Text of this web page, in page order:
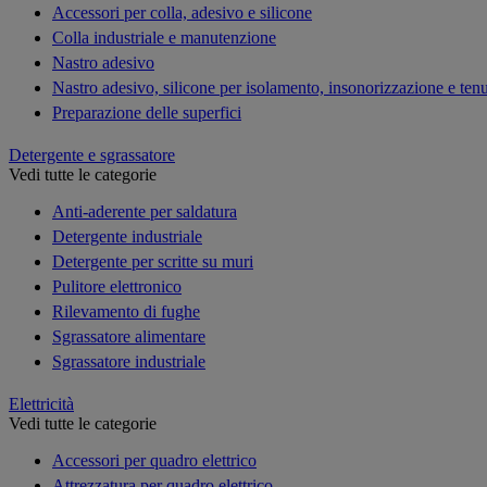
Accessori per colla, adesivo e silicone
Colla industriale e manutenzione
Nastro adesivo
Nastro adesivo, silicone per isolamento, insonorizzazione e
Preparazione delle superfici
Detergente e sgrassatore
Vedi tutte le categorie
Anti-aderente per saldatura
Detergente industriale
Detergente per scritte su muri
Pulitore elettronico
Rilevamento di fughe
Sgrassatore alimentare
Sgrassatore industriale
Elettricità
Vedi tutte le categorie
Accessori per quadro elettrico